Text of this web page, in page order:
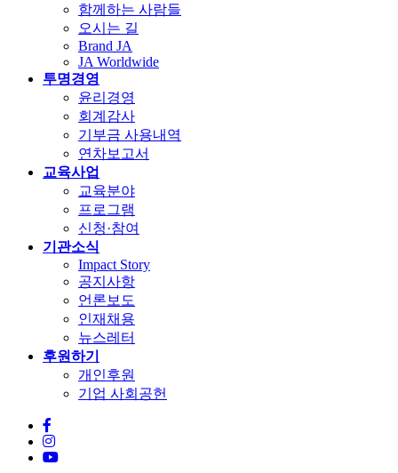
함께하는 사람들
오시는 길
Brand JA
JA Worldwide
투명경영
윤리경영
회계감사
기부금 사용내역
연차보고서
교육사업
교육분야
프로그램
신청·참여
기관소식
Impact Story
공지사항
언론보도
인재채용
뉴스레터
후원하기
개인후원
기업 사회공헌